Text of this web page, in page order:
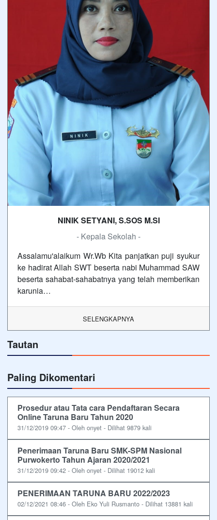
NINIK SETYANI, S.SOS M.SI
- Kepala Sekolah -
Assalamu'alaikum Wr.Wb Kita panjatkan puji syukur
ke hadirat Allah SWT beserta nabi Muhammad SAW
beserta sahabat-sahabatnya yang telah memberikan
karunia…
SELENGKAPNYA
Tautan
Paling Dikomentari
Prosedur atau Tata cara Pendaftaran Secara
Online Taruna Baru Tahun 2020
31/12/2019 09:47 - Oleh onyet - Dilihat 9879 kali
Penerimaan Taruna Baru SMK-SPM Nasional
Purwokerto Tahun Ajaran 2020/2021
31/12/2019 09:42 - Oleh onyet - Dilihat 19012 kali
PENERIMAAN TARUNA BARU 2022/2023
02/12/2021 08:46 - Oleh Eko Yuli Rusmanto - Dilihat 13881 kali